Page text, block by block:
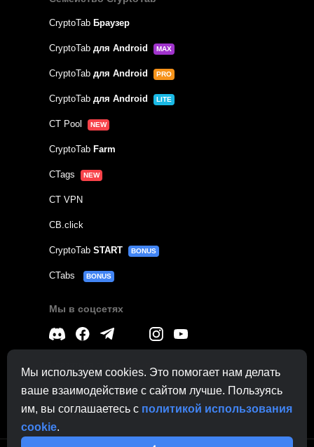
Мы используем cookies. Это помогает нам делать
ваше взаимодействие с сайтом лучше. Пользуясь
им, вы соглашаетесь с политикой использования
cookie.
CryptoTab Браузер
CryptoTab для Android MAX
CryptoTab для Android PRO
CryptoTab для Android LITE
CT Pool NEW
CryptoTab Farm
CTags NEW
CT VPN
CB.click
CryptoTab START BONUS
CTabs BONUS
Мы в соцсетях
По другим вопросам:contactus@cryptobrowser.site